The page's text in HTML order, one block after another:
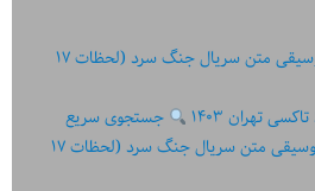
قطعه جاده‌ها: موسیقی متن سریال جنگ سرد (لحظات ۱۷
تهران ۱۴۰۳
جستجوی سریع
قطعه جاده‌ها: موسیقی متن سریال جنگ سرد (لحظات ۱۷